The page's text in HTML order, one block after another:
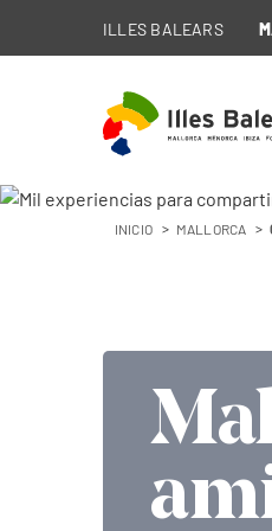
ILLES BALEARS
INICIO MALLORCA